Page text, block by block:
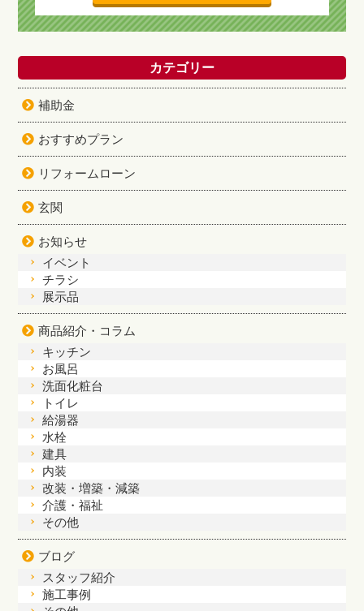
カテゴリー
補助金
おすすめプラン
リフォームローン
玄関
お知らせ
イベント
チラシ
展示品
商品紹介・コラム
キッチン
お風呂
洗面化粧台
トイレ
給湯器
水栓
建具
内装
改装・増築・減築
介護・福祉
その他
ブログ
スタッフ紹介
施工事例